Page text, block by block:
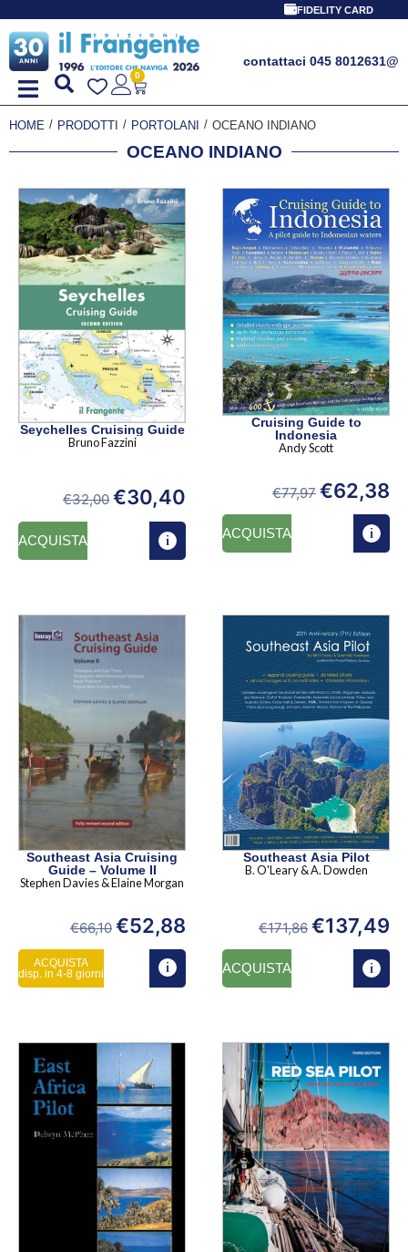
FIDELITY CARD
contattaci 045 8012631@
0
HOME / PRODOTTI / PORTOLANI / OCEANO INDIANO
OCEANO INDIANO
Seychelles Cruising Guide
Bruno Fazzini
€32,00 €30,40
ACQUISTA
Cruising Guide to
Indonesia
Andy Scott
€77,97 €62,38
ACQUISTA
Southeast Asia Cruising
Guide – Volume II
Stephen Davies & Elaine Morgan
€66,10 €52,88
ACQUISTA
disp. in 4-8 giorni
Southeast Asia Pilot
B. O'Leary & A. Dowden
€171,86 €137,49
ACQUISTA